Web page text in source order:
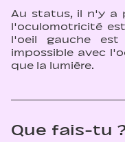
Au status, il n'y a
l'oculomotricité
l'oeil gauche est
impossible avec
que la lumière.
Que fais-tu